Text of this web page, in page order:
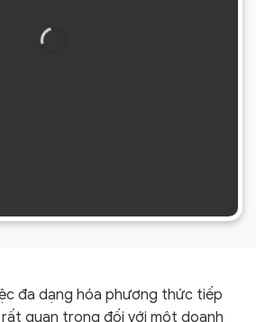
đa dạng hóa phương thức tiếp
quan trọng đối với một doanh